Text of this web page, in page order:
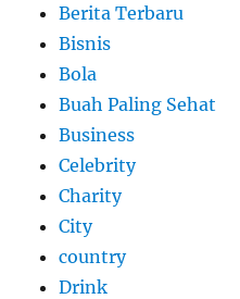
Berita Terbaru
Bisnis
Bola
Buah Paling Sehat
Business
Celebrity
Charity
City
country
Drink